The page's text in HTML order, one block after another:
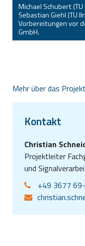
Michael Schubert
Sebastian Giehl (TU
Vorbereitungen vor
GmbH.
Mehr über das
Kontakt
Christian
Projektleiter
und
+49 3677